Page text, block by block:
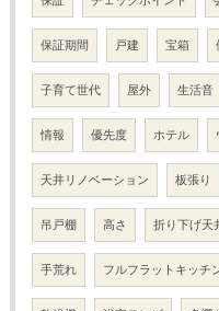
保証期間 戸建 宝箱
子育て世代 屋外 生活音
情報 優先度 ホテル
天井リノベーション 板張り
吊戸棚 高さ 折り下げ天
手荒れ フルフラットキッチ